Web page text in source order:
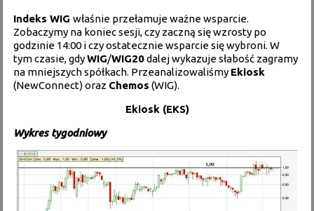
Indeks WIGwłaśnie przełamuje ważne wsparcie.
Zobaczymy na koniec sesji, czy zaczną się wzrosty po
godzinie 14:00 i czy ostatecznie wsparcie się wybroni. W
tym czasie, gdyWIG/WIG20dalej wykazuje słabość zagramy
na mniejszych spółkach. Przeanalizowaliśmy Ekiosk
(NewConnect) oraz Chemos (WIG).
Ekiosk (EKS)
Wykres tygodniowy